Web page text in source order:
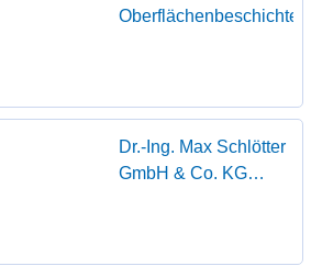
Oberflächenbeschichterin
Dr.-Ing. Max Schlötter
GmbH & Co. KG